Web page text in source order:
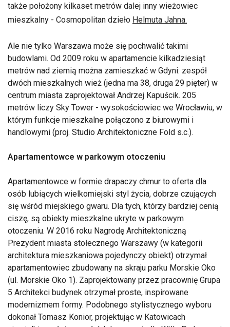
także położony kilkaset metrów dalej inny wieżowiec
mieszkalny - Cosmopolitan dzieło Helmuta Jahna.
Ale nie tylko Warszawa może się pochwalić takimi
budowlami. Od 2009 roku w apartamencie kilkadziesiąt
metrów nad ziemią można zamieszkać w Gdyni: zespół
dwóch mieszkalnych wież (jedna ma 38, druga 29 pięter) w
centrum miasta zaprojektował Andrzej Kapuścik. 205
metrów liczy Sky Tower - wysokościowiec we Wrocławiu, w
którym funkcje mieszkalne połączono z biurowymi i
handlowymi (proj. Studio Architektoniczne Fold s.c.).
Apartamentowce w parkowym otoczeniu
Apartamentowce w formie drapaczy chmur to oferta dla
osób lubiących wielkomiejski styl życia, dobrze czujących
się wśród miejskiego gwaru. Dla tych, którzy bardziej cenią
ciszę, są obiekty mieszkalne ukryte w parkowym
otoczeniu. W 2016 roku Nagrodę Architektoniczną
Prezydent miasta stołecznego Warszawy (w kategorii
architektura mieszkaniowa pojedynczy obiekt) otrzymał
apartamentowiec zbudowany na skraju parku Morskie Oko
(ul. Morskie Oko 1). Zaprojektowany przez pracownię Grupa
5 Architekci budynek otrzymał proste, inspirowane
modernizmem formy. Podobnego stylistycznego wyboru
dokonał Tomasz Konior, projektując w Katowicach